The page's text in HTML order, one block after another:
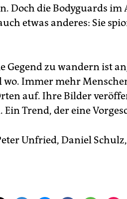
Doch die Bodyguards im
etwas anderes: Sie
Gegend zu wandern ist
wo. Immer mehr
auf. Ihre Bilder
Ein Trend, der eine
Unfried, Daniel